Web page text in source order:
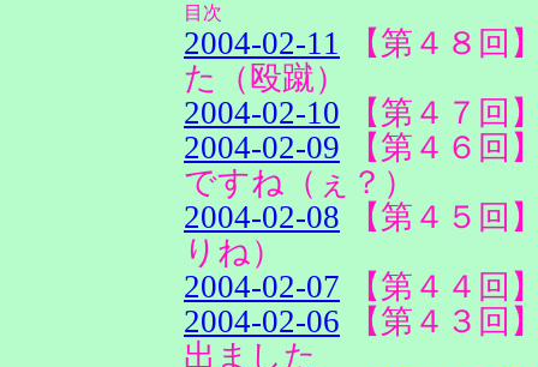
目次
2004-02-11
【第４８回
た（殴蹴）
2004-02-10 【第４７回
2004-02-09 【第４６回
ですね（ぇ？）
2004-02-08 【第４５回
りね）
2004-02-07 【第４４回
2004-02-06 【第４３回
出ました